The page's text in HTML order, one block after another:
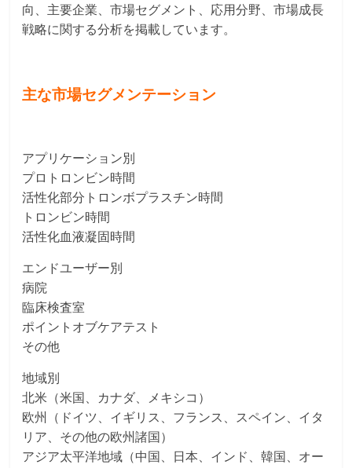
向、主要企業、市場セグメント、応用分野、市場成長
戦略に関する分析を掲載しています。
主な市場セグメンテーション
アプリケーション別
プロトロンビン時間
活性化部分トロンボプラスチン時間
トロンビン時間
活性化血液凝固時間
エンドユーザー別
病院
臨床検査室
ポイントオブケアテスト
その他
地域別
北米（米国、カナダ、メキシコ）
欧州（ドイツ、イギリス、フランス、スペイン、イタ
リア、その他の欧州諸国）
アジア太平洋地域（中国、日本、インド、韓国、オー